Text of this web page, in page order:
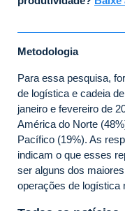
Metodologia
Para essa pesquisa,
de logística e cadeia
janeiro e fevereiro de
América do Norte
Pacífico (19%). As
indicam o que esses
ser alguns dos
operações de logística